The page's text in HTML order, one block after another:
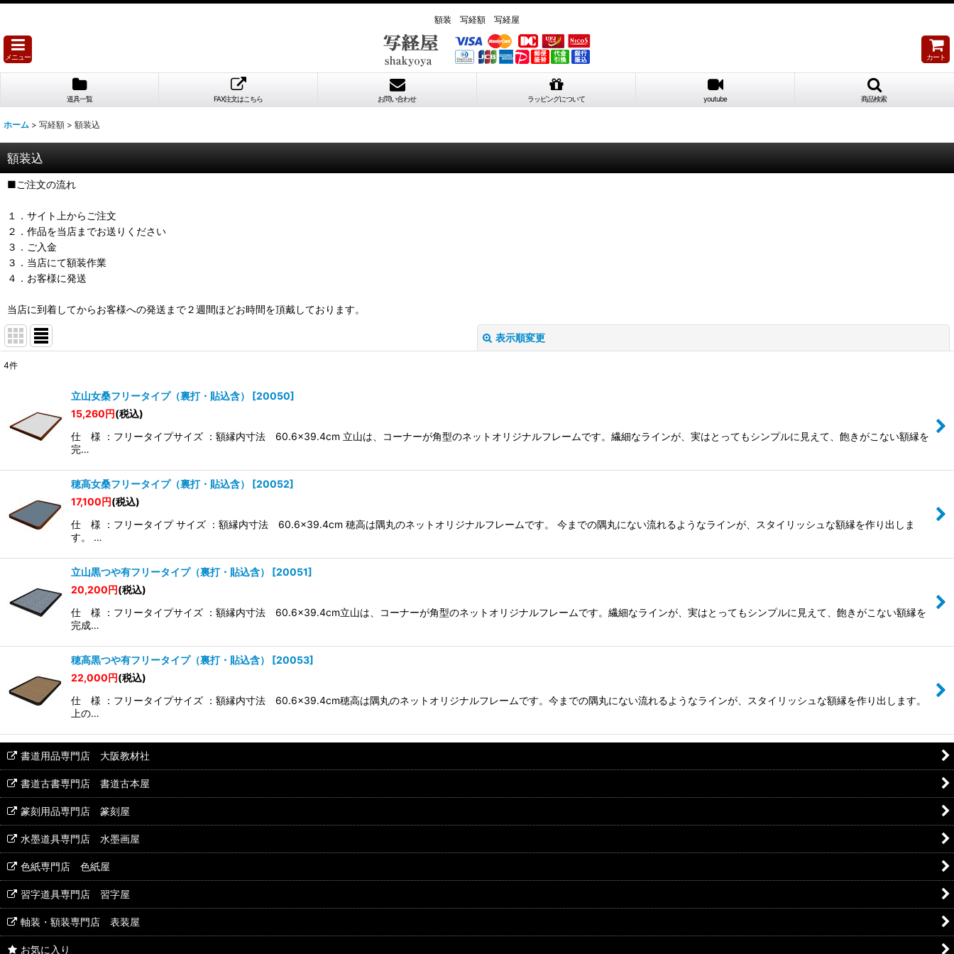
額装 写経額 写経屋
メニュー カート
道具一覧 FAX注文はこちら お問い合わせ ラッピングについて youtube 商品検索
ホーム > 写経額 > 額装込
額装込
■ご注文の流れ
１．サイト上からご注文
２．作品を当店までお送りください
３．ご入金
３．当店にて額装作業
４．お客様に発送
当店に到着してからお客様への発送まで２週間ほどお時間を頂戴しております。
表示順変更
並び順:
4件
立山女桑フリータイプ（裏打・貼込含） [20050]
15,260円(税込)
仕 様 ：フリータイプサイズ ：額縁内寸法 60.6×39.4cm 立山は、コーナーが角型のネットオリジナルフレームです。繊細なラインが、実はとってもシンプルに見えて、飽きがこない額縁を
完…
穂高女桑フリータイプ（裏打・貼込含） [20052]
17,100円(税込)
仕 様 ：フリータイプ サイズ ：額縁内寸法 60.6×39.4cm 穂高は隅丸のネットオリジナルフレームです。 今までの隅丸にない流れるようなラインが、スタイリッシュな額縁を作り出しま
す。 …
立山黒つや有フリータイプ（裏打・貼込含） [20051]
20,200円(税込)
仕 様 ：フリータイプサイズ ：額縁内寸法 60.6×39.4cm立山は、コーナーが角型のネットオリジナルフレームです。繊細なラインが、実はとってもシンプルに見えて、飽きがこない額縁を
完成…
穂高黒つや有フリータイプ（裏打・貼込含） [20053]
22,000円(税込)
仕 様 ：フリータイプサイズ ：額縁内寸法 60.6×39.4cm穂高は隅丸のネットオリジナルフレームです。今までの隅丸にない流れるようなラインが、スタイリッシュな額縁を作り出します。
上の…
書道用品専門店 大阪教材社
書道古書専門店 書道古本屋
篆刻用品専門店 篆刻屋
水墨道具専門店 水墨画屋
色紙専門店 色紙屋
習字道具専門店 習字屋
軸装・額装専門店 表装屋
お気に入り